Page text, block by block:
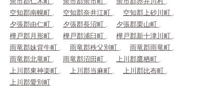
空知郡南幌町
空知郡奈井江町
空知郡上砂川町
夕張郡由仁町
夕張郡長沼町
夕張郡栗山町
樺戸郡月形町
樺戸郡浦臼町
樺戸郡新十津川町
雨竜郡妹背牛町
雨竜郡秩父別町
雨竜郡雨竜町
雨竜郡北竜町
雨竜郡沼田町
上川郡鷹栖町
上川郡東神楽町
上川郡当麻町
上川郡比布町
上川郡愛別町